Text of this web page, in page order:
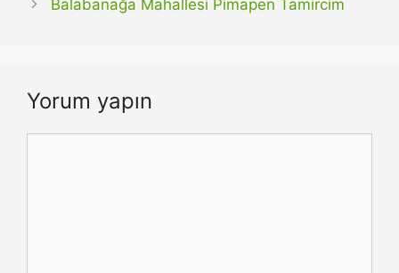
Balabanağa Mahallesi Pimapen Tamircim
Yorum yapın